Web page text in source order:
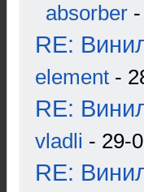
absorber
RE:
element -
RE:
vladli - 29-
RE: